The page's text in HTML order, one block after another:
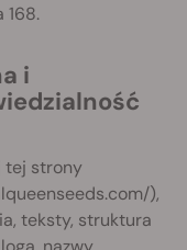
168.
tej strony
),
teksty, struktura